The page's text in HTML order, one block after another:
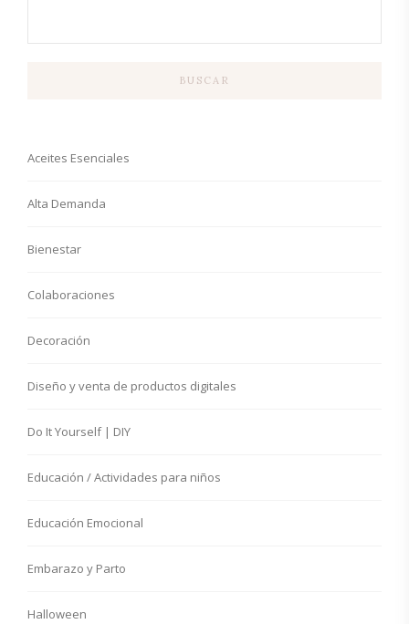
BUSCAR
Aceites Esenciales
Alta Demanda
Bienestar
Colaboraciones
Decoración
Diseño y venta de productos digitales
Do It Yourself | DIY
Educación / Actividades para niños
Educación Emocional
Embarazo y Parto
Halloween